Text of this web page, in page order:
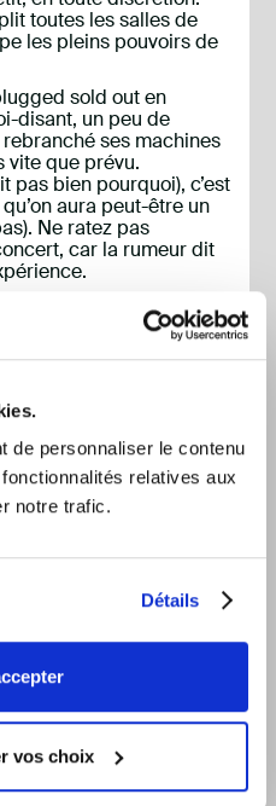
de personnaliser le contenu
relatives aux
notre trafic.
Détails
vos choix
toutes les salles de
les pleins pouvoirs de
sold out en
disant, un peu de
ses machines
vite que prévu.
pas bien pourquoi), c’est
aura peut-être un
Ne ratez pas
car la rumeur dit
remet dorénavant
des organismes locaux
l'isolement